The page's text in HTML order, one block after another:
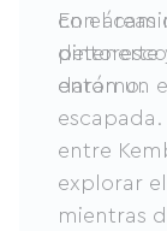
con áreas
detenerte
entorno.
En el
darán un
escapada.
entre
explorar
mientras